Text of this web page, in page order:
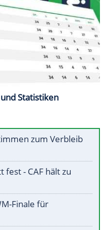
Statistiken
zum Verbleib
fest - CAF hält zu
Finale für